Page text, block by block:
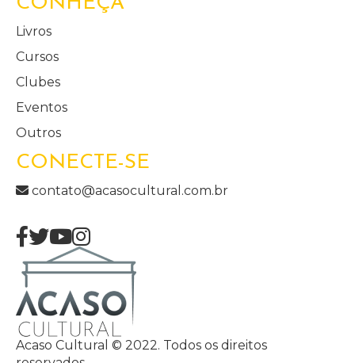
Livros
Cursos
Clubes
Eventos
Outros
CONECTE-SE
contato@acasocultural.com.br
Acaso Cultural © 2022. Todos os direitos